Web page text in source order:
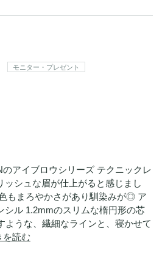
モニター・プレゼント
のアイブロウシリーズ テクニックレ
ッシュな眉が仕上がると感じまし
もまろやかさがあり馴染みが◎ ア
シル 1.2mmのスリムな楕円形の芯
ような、繊細なラインと、寝かせて
を読む